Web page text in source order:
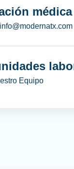
médica
Equipo